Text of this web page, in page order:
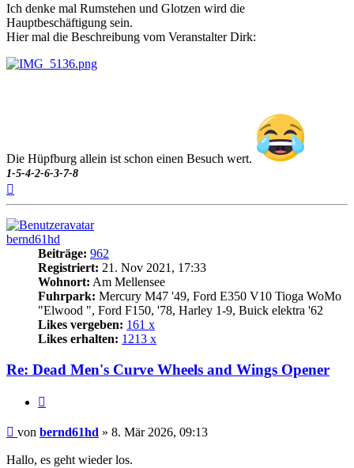
Ich denke mal Rumstehen und Glotzen wird die
Hauptbeschäftigung sein.
Hier mal die Beschreibung vom Veranstalter Dirk:
Die Hüpfburg allein ist schon einen Besuch wert.
1-5-4-2-6-3-7-8
bernd61hd
Beiträge: 962
Registriert: 21. Nov 2021, 17:33
Wohnort: Am Mellensee
Fuhrpark: Mercury M47 '49, Ford E350 V10 Tioga WoMo
"Elwood ", Ford F150, '78, Harley 1-9, Buick elektra '62
Likes vergeben: 161 x
Likes erhalten: 1213 x
Re: Dead Men's Curve Wheels and Wings Opener
Beitrag
von bernd61hd » 8. Mär 2026, 09:13
Hallo, es geht wieder los.